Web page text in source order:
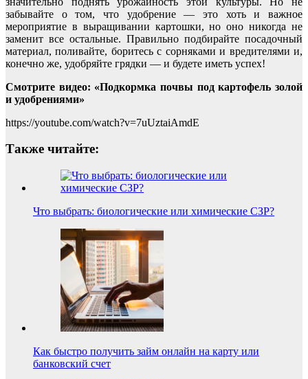
забывайте о том, что удобрение — это хоть и важное
мероприятие в выращивании картошки, но оно никогда не
заменит все остальные. Правильно подбирайте посадочный
материал, поливайте, боритесь с сорняками и вредителями и,
конечно же, удобряйте грядки — и будете иметь успех!
Смотрите видео: «Подкормка почвы под картофель золой
и удобрениями»
https://youtube.com/watch?v=7uUztaiAmdE
Также читайте:
Что выбрать: биологические или химические СЗР?
Как быстро получить займ онлайн на карту или
банковский счет